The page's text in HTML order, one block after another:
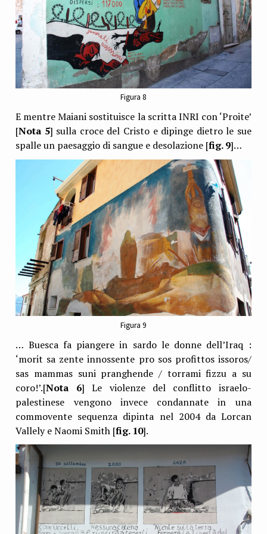
Figura 8
E mentre Maiani sostituisce la scritta INRI con ‘Proite’
[Nota 5] sulla croce del Cristo e dipinge dietro le sue
spalle un paesaggio di sangue e desolazione [fig. 9]…
Figura 9
… Buesca fa piangere in sardo le donne dell’Iraq :
‘morit sa zente innossente pro sos profittos issoros/
sas mammas suni pranghende / torrami fizzu a su
coro!’.[Nota 6] Le violenze del conflitto israelo-
palestinese vengono invece condannate in una
commovente sequenza dipinta nel 2004 da Lorcan
Vallely e Naomi Smith [fig. 10].